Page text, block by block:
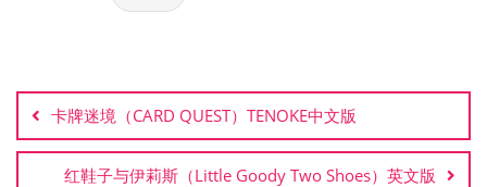
章
导
航
卡牌迷境（CARD QUEST）TENOKE中文版
红鞋子与伊莉斯（Little Goody Two Shoes）英文版